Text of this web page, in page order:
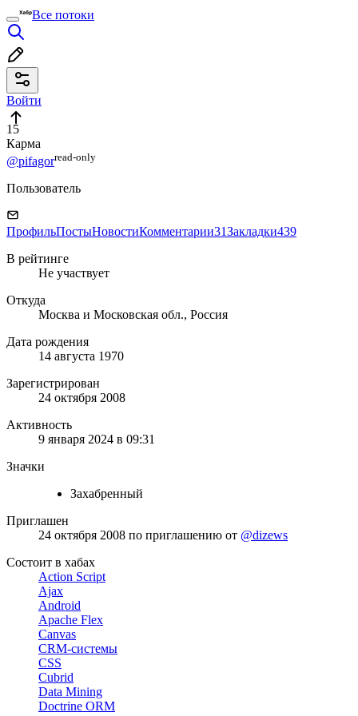
Все потоки
Войти
15
Карма
@pifagorread⁠-⁠only
Пользователь
ПрофильПостыНовостиКомментарии31Закладки439
В рейтинге
Не участвует
Откуда
Москва и Московская обл., Россия
Дата рождения
14 августа 1970
Зарегистрирован
24 октября 2008
Активность
9 января 2024 в 09:31
Значки
Захабренный
Приглашен
24 октября 2008 по приглашению от @dizews
Состоит в хабах
Action Script
Ajax
Android
Apache Flex
Canvas
CRM-системы
CSS
Cubrid
Data Mining
Doctrine ORM